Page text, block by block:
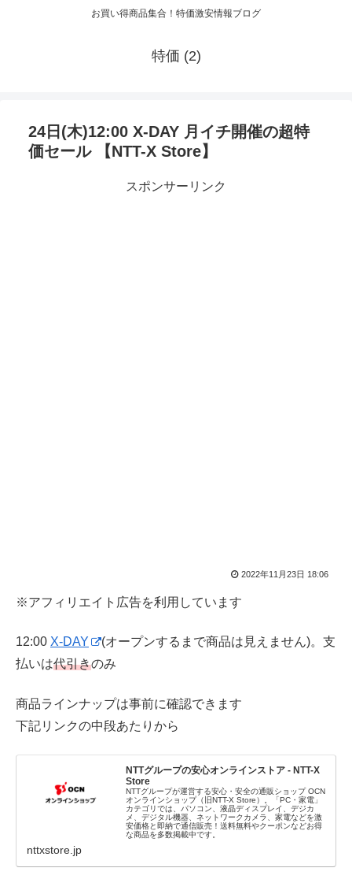
お買い得商品集合！特価激安情報ブログ
特価 (2)
24日(木)12:00 X-DAY 月イチ開催の超特
価セール 【NTT-X Store】
スポンサーリンク
2022年11月23日 18:06
※アフィリエイト広告を利用しています
12:00 X-DAY
(オープンするまで商品は見えません)。支
払いは代引きのみ
商品ラインナップは事前に確認できます
下記リンクの中段あたりから
NTTグループの安心オンラインストア - NTT-X
Store
NTTグループが運営する安心・安全の通販ショップ OCN
オンラインショップ（旧NTT-X Store）。「PC・家電」
カテゴリでは、パソコン、液晶ディスプレイ、デジカ
メ、デジタル機器、ネットワークカメラ、家電などを激
安価格と即納で通信販売！送料無料やクーポンなどお得
な商品を多数掲載中です。
nttxstore.jp